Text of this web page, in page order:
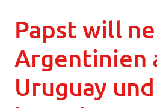
Papst will
Argentinien
Uruguay